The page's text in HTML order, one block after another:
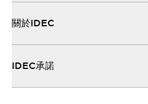
關於IDEC
IDEC承諾